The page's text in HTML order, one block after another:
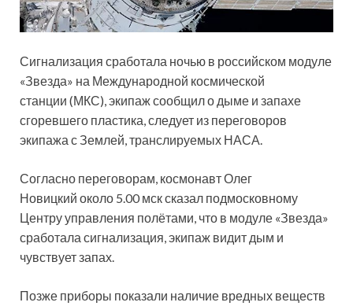
Сигнализация сработала ночью в российском модуле
«Звезда» на Международной космической
станции (МКС), экипаж сообщил о дыме и запахе
сгоревшего пластика, следует из переговоров
экипажа с Землей, транслируемых НАСА.
Согласно переговорам, космонавт Олег
Новицкий около 5.00 мск сказал подмосковному
Центру управления полётами, что в модуле «Звезда»
сработала сигнализация, экипаж видит дым и
чувствует запах.
Позже приборы показали наличие вредных веществ